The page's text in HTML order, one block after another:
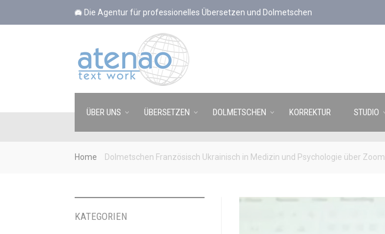
Die Agentur für professionelles Übersetzen und Dolmetschen
ÜBER UNS ÜBERSETZEN DOLMETSCHEN KORREKTUR STUDIO
Home Dolmetschen Französisch Ukrainisch in Medizin und Psychologie über Zoom
KATEGORIEN
Cookie-Einstellungen